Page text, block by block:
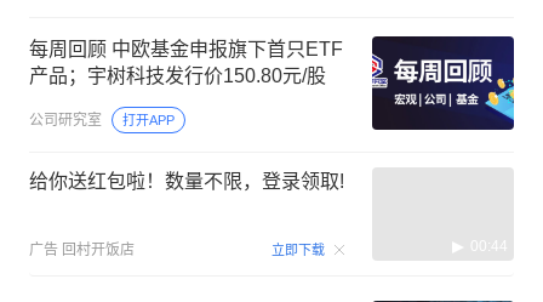
每周回顾 中欧基金申报旗下首只ETF
产品；宇树科技发行价150.80元/股
公司研究室 打开APP
给你送红包啦！数量不限，登录领取!
广告 回村开饭店 立即下载 00:44